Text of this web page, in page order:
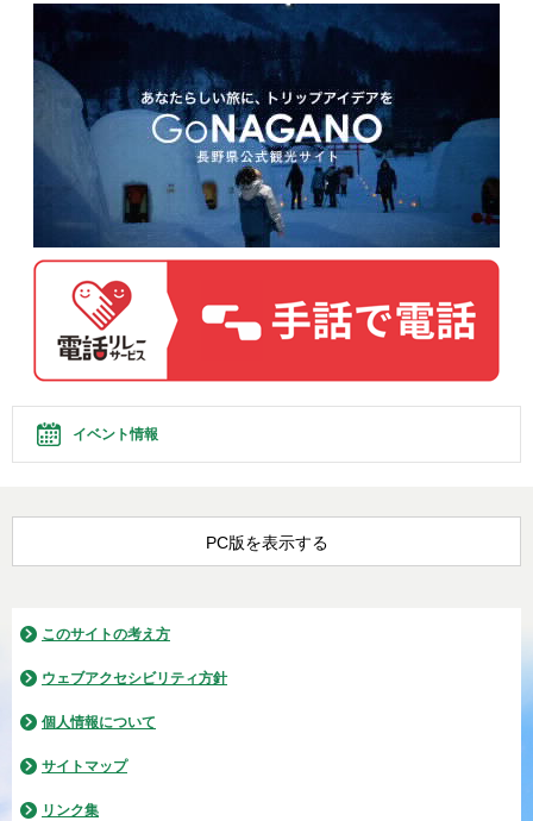
イベント情報
PC版を表示する
このサイトの考え方
ウェブアクセシビリティ方針
個人情報について
サイトマップ
リンク集